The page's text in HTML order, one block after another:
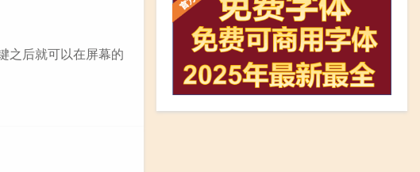
之后就可以在屏幕的